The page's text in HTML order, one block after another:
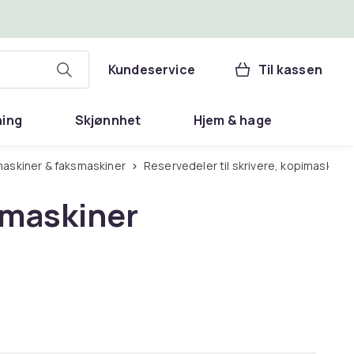
Kundeservice Til kassen
Skjønnhet Hjem & hage
& faksmaskiner Reservedeler til skrivere,